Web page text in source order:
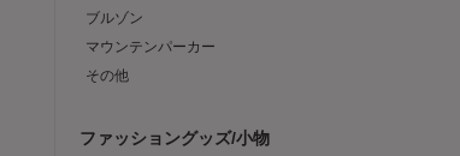
ブルゾン
マウンテンパーカー
その他
ファッショングッズ/小物